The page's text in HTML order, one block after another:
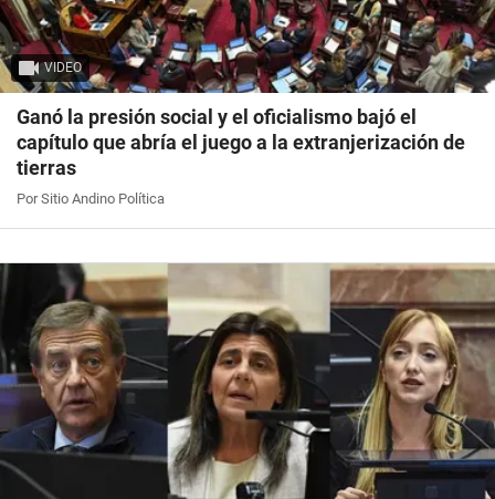
VIDEO
Ganó la presión social y el oficialismo bajó el
capítulo que abría el juego a la extranjerización de
tierras
Por Sitio Andino Política